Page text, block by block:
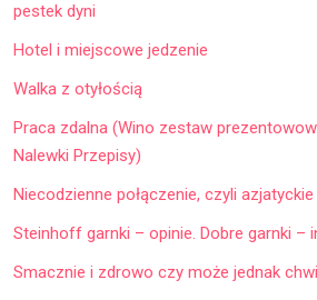
pestek dyni
Hotel i miejscowe jedzenie
Walka z otyłością
Praca zdalna (Wino zestaw
Nalewki Przepisy)
Niecodzienne połączenie, czyli
Steinhoff garnki – opinie. Dobre garnki –
Smacznie i zdrowo czy może jednak